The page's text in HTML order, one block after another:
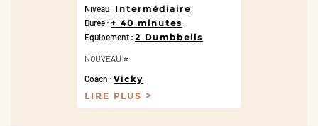
Niveau : Intermédiaire
Durée : + 40 minutes
Équipement : 2 Dumbbells
NOUVEAU ⭐️
Coach : Vicky
LIRE PLUS